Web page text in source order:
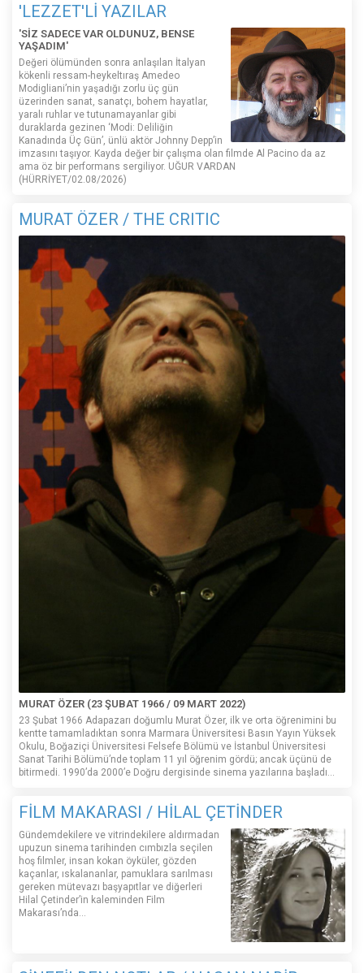
'LEZZET'Lİ YAZILAR
'SİZ SADECE VAR OLDUNUZ, BENSE
YAŞADIM'
Değeri ölümünden sonra anlaşılan İtalyan
kökenli ressam-heykeltıraş Amedeo
Modigliani’nin yaşadığı zorlu üç gün
üzerinden sanat, sanatçı, bohem hayatlar,
yaralı ruhlar ve tutunamayanlar gibi
duraklarda gezinen ‘Modi: Deliliğin
Kanadında Üç Gün’, ünlü aktör Johnny Depp’in
imzasını taşıyor. Kayda değer bir çalışma olan filmde Al Pacino da az
ama öz bir performans sergiliyor. UĞUR VARDAN
(HÜRRİYET/02.08/2026)
MURAT ÖZER / THE CRITIC
MURAT ÖZER (23 ŞUBAT 1966 / 09 MART 2022)
23 Şubat 1966 Adapazarı doğumlu Murat Özer, ilk ve orta öğrenimini bu
kentte tamamladıktan sonra Marmara Üniversitesi Basın Yayın Yüksek
Okulu, Boğaziçi Üniversitesi Felsefe Bölümü ve İstanbul Üniversitesi
Sanat Tarihi Bölümü’nde toplam 11 yıl öğrenim gördü; ancak üçünü de
bitirmedi. 1990’da 2000’e Doğru dergisinde sinema yazılarına başladı...
FİLM MAKARASI / HİLAL ÇETİNDER
Gündemdekilere ve vitrindekilere aldırmadan
upuzun sinema tarihinden cımbızla seçilen
hoş filmler, insan kokan öyküler, gözden
kaçanlar, ıskalananlar, pamuklara sarılması
gereken mütevazı başyapıtlar ve diğerleri
Hilal Çetinder’in kaleminden Film
Makarası’nda…